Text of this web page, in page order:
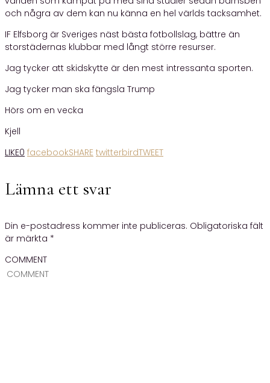
och några av dem kan nu känna en hel världs tacksamhet.
IF Elfsborg är Sveriges näst bästa fotbollslag, bättre än
storstädernas klubbar med långt större resurser.
Jag tycker att skidskytte är den mest intressanta sporten.
Jag tycker man ska fängsla Trump
Hörs om en vecka
Kjell
LIKE0 facebookSHARE twitterbirdTWEET
Lämna ett svar
Din e-postadress kommer inte publiceras. Obligatoriska fält
är märkta *
COMMENT